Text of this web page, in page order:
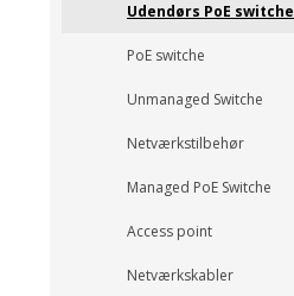
Udendørs PoE switche
PoE switche
Unmanaged Switche
Netværkstilbehør
Managed PoE Switche
Access point
Netværkskabler